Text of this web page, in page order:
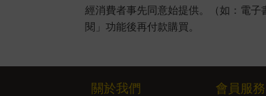
經消費者事先同意始提供。（如：電
閱」功能後再付款購買。
關於我們 會員服務